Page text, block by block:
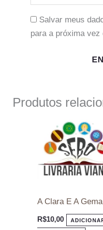
Salvar meus
para a próxima vez
Produtos
A Clara E A Gema
R$10,00